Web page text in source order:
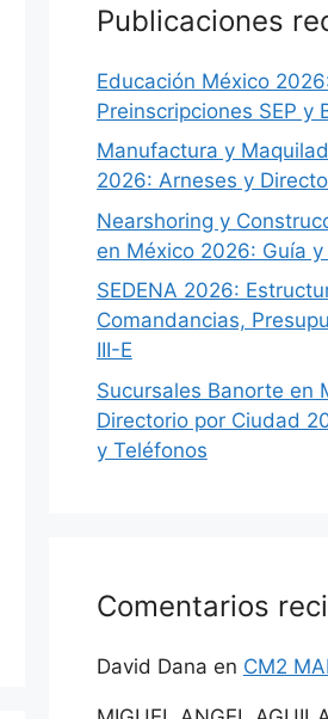
Publicaciones
Educación México
Preinscripciones SEP y
Manufactura y
2026: Arneses y
Nearshoring y
en México 2026: Guía
SEDENA 2026:
Comandancias,
III-E
Sucursales Banorte en
Directorio por Ciudad
y Teléfonos
Comentarios
David Dana en CM2